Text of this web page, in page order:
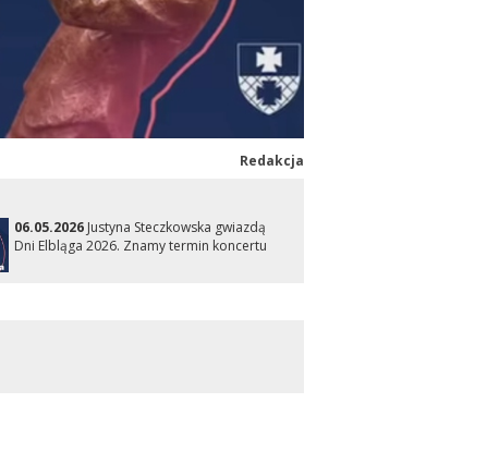
Redakcja
06.05.2026Justyna Steczkowska gwiazdą
Dni Elbląga 2026. Znamy termin koncertu